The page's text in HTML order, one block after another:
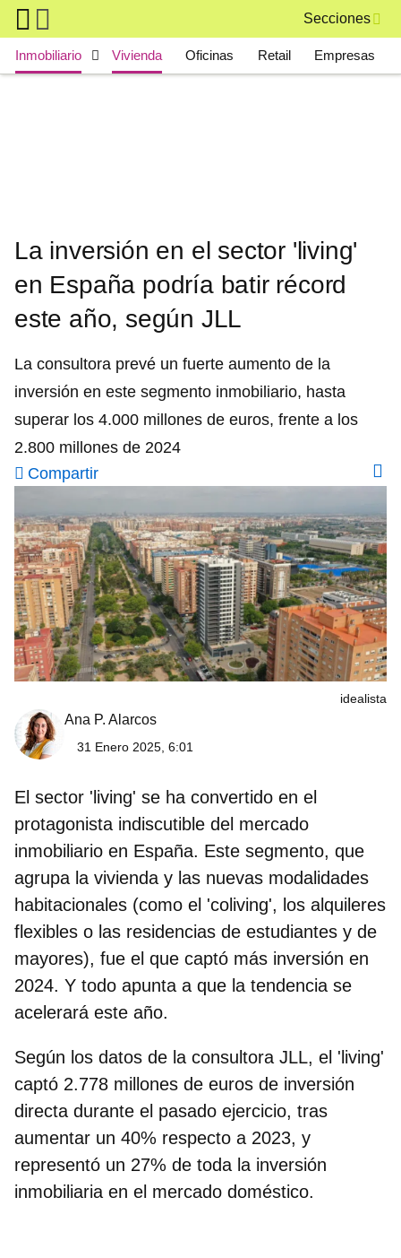
Skip to main content
Secciones
Main navigation
Inmobiliario Vivienda Oficinas Retail Empresas
La inversión en el sector 'living'
en España podría batir récord
este año, según JLL
La consultora prevé un fuerte aumento de la
inversión en este segmento inmobiliario, hasta
superar los 4.000 millones de euros, frente a los
2.800 millones de 2024
Compartir
idealista
Ana P. Alarcos
31 Enero 2025, 6:01
El sector 'living' se ha convertido en el
protagonista indiscutible del mercado
inmobiliario en España. Este segmento, que
agrupa la vivienda y las nuevas modalidades
habitacionales (como el 'coliving', los alquileres
flexibles o las residencias de estudiantes y de
mayores), fue el que captó más inversión en
2024. Y todo apunta a que la tendencia se
acelerará este año.
Según los datos de la consultora JLL, el 'living'
captó 2.778 millones de euros de inversión
directa durante el pasado ejercicio, tras
aumentar un 40% respecto a 2023, y
representó un 27% de toda la inversión
inmobiliaria en el mercado doméstico.